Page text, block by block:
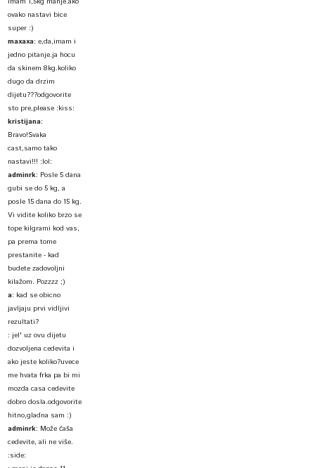
ovako nastavi bice
super :)
maxaxa:e,da,imam i
jedno pitanje.ja hocu
da skinem 8kg.koliko
dugo da drzim
dijetu???odgovorite
sto pre,please :kiss:
kristijana:
Bravo!Svaka
cast,samo tako
nastavi!!! :lol:
adminrk: Posle 5 dana
gubi se do 5 kg, a
posle 15 dana do 15 kg.
Vi vidite koliko brzo se
tope kilgrami kod vas,
pa prema tome
prestanite - kad
budete zadovoljni
kilažom. Pozzzz ;)
a: kad se obicno
javljaju prvi vidljivi
rezultati?
:jel' uz ovu dijetu
dozvoljena cedevita i
ako jeste koliko?uvece
me hvata frka pa bi mi
mozda casa cedevite
dobro dosla.odgovorite
hitno,gladna sam :)
adminrk: Može čaša
cedevite, ali ne više.
:side: